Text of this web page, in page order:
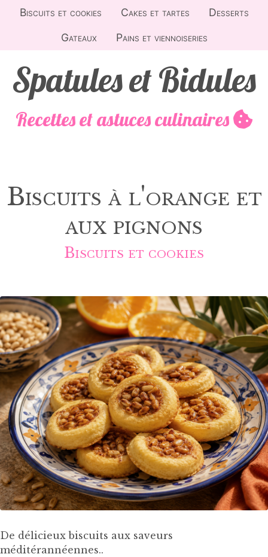
Biscuits et cookies Cakes et tartes
Desserts
Gateaux
Pains et viennoiseries
Spatules et Bidules
Recettes et astuces culinaires
Biscuits à l'orange et
aux pignons
Biscuits et cookies
De délicieux biscuits aux saveurs
méditérannéennes..